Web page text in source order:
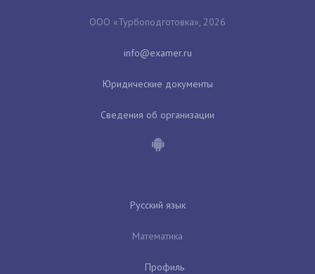
ООО «Турбоподготовка», 2026
Юридические документы
Сведения об организации
Русский язык
Математика
Профиль